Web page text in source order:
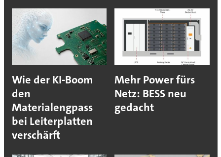
Wie der KI-Boom
den
Materialengpass
bei Leiterplatten
verschärft
Mehr Power fürs
Netz: BESS neu
gedacht